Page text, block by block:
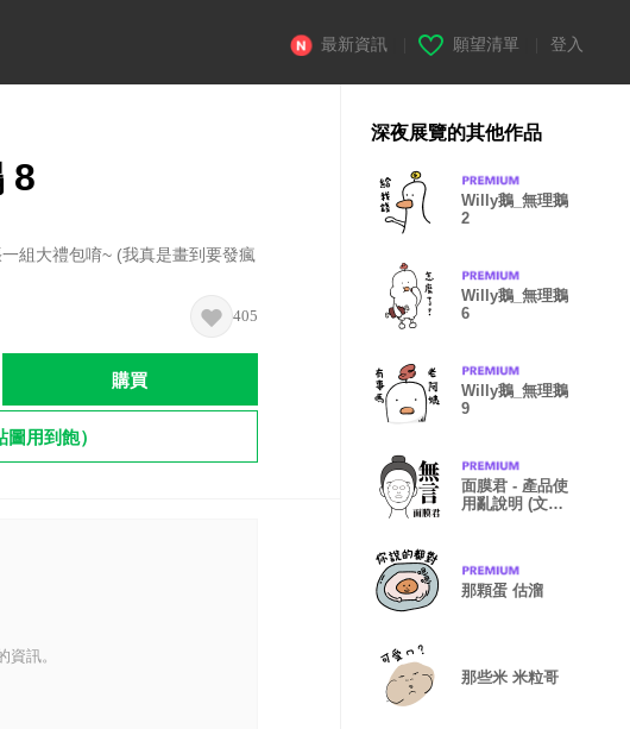
最新資訊 願望清單 登入
8
組大禮包唷~ (我真是畫到要發瘋
405
購買
用到飽）
訊。
深夜展覽的其他作品
Willy鵝_無理鵝
2
Willy鵝_無理鵝
6
Willy鵝_無理鵝
9
面膜君 - 產品使
用亂說明 (文字
那顆蛋 估溜
那些米 米粒哥